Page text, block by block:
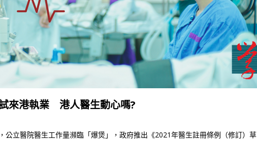
來港執業 港人醫生動心嗎?
公立醫院醫生工作量瀕臨「爆煲」，政府推出《2021年醫生註冊條例（修訂）草